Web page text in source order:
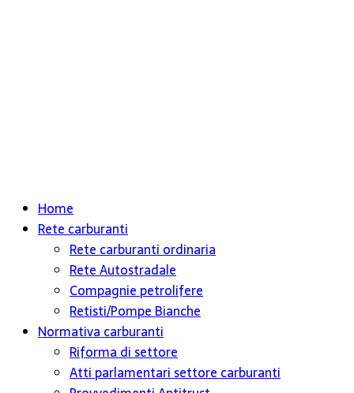
Home
Rete carburanti
Rete carburanti ordinaria
Rete Autostradale
Compagnie petrolifere
Retisti/Pompe Bianche
Normativa carburanti
Riforma di settore
Atti parlamentari settore carburanti